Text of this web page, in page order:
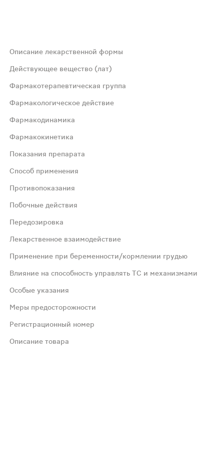
коричневато-желтого цвета, со слабым
циркуляции.
проктите, анальных трещинах. Подготовка к
перитонит, боли в животе неясного генеза,
снижение артериального давления.
Описание лекарственной формы
Действующее вещество (лат)
Фармакотерапевтическая группа
Фармакологическое действие
Фармакодинамика
Фармакокинетика
Показания препарата
Способ применения
Противопоказания
Побочные действия
Передозировка
Лекарственное взаимодействие
Применение при беременности/кормлении грудью
Влияние на способность управлять ТС и механизмами
Особые указания
Меры предосторожности
Регистрационный номер
Описание товара